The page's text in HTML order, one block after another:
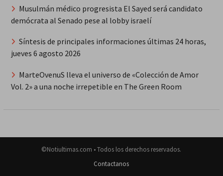
Musulmán médico progresista El Sayed será candidato
demócrata al Senado pese al lobby israelí
Síntesis de principales informaciones últimas 24 horas,
jueves 6 agosto 2026
MarteOvenuS lleva el universo de «Colección de Amor
Vol. 2» a una noche irrepetible en The Green Room
©Notiultimas.com • Todos los derechos reservados.
Contactanos